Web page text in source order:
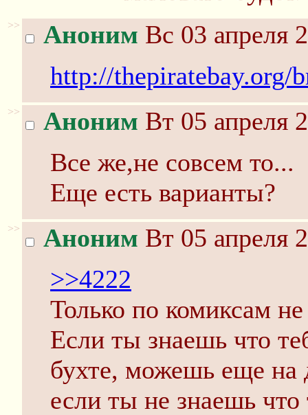
>> Аноним Вс 03 апреля
http://thepiratebay.org/
>> Аноним Вт 05 апреля
Все же,не совсем то...
Еще есть варианты?
>> Аноним Вт 05 апреля
>>4222
Только по комиксам
Если ты знаешь что
бухте, можешь еще на
если ты не знаешь